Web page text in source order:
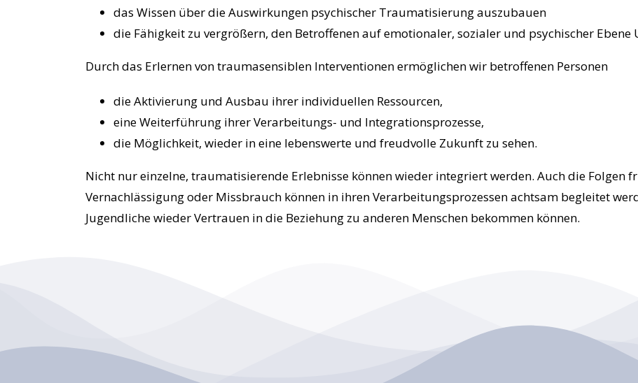
das Wissen über die Auswirkungen psychischer Traumatisierung auszubauen
die Fähigkeit zu vergrößern, den Betroffenen auf emotionaler, sozialer und psychischer
Durch das Erlernen von traumasensiblen Interventionen ermöglichen wir betroffenen Personen
die Aktivierung und Ausbau ihrer individuellen Ressourcen,
eine Weiterführung ihrer Verarbeitungs- und Integrationsprozesse,
die Möglichkeit, wieder in eine lebenswerte und freudvolle Zukunft zu sehen.
Nicht nur einzelne, traumatisierende Erlebnisse können wieder integriert werden. Auch die Folgen
Vernachlässigung oder Missbrauch können in ihren Verarbeitungsprozessen achtsam begleitet
Jugendliche wieder Vertrauen in die Beziehung zu anderen Menschen bekommen können.